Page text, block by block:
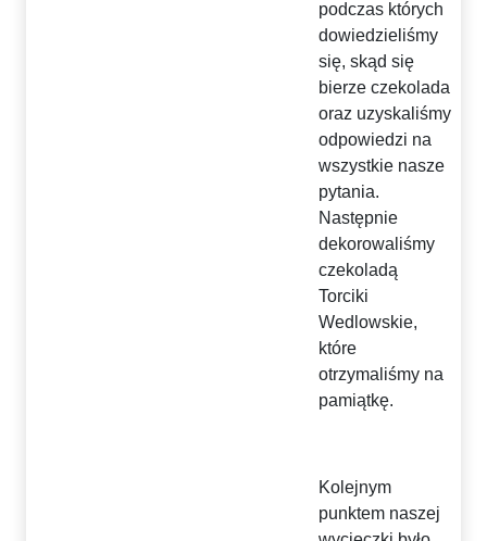
podczas których
dowiedzieliśmy
się, skąd się
bierze czekolada
oraz uzyskaliśmy
odpowiedzi na
wszystkie nasze
pytania.
Następnie
dekorowaliśmy
czekoladą
Torciki
Wedlowskie,
które
otrzymaliśmy na
pamiątkę.
Kolejnym
punktem naszej